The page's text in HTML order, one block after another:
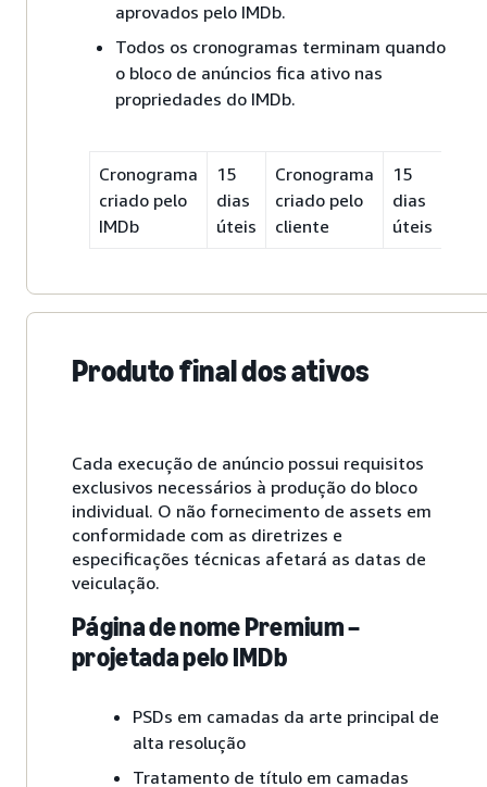
aprovados pelo IMDb.
Todos os cronogramas terminam quando
o bloco de anúncios fica ativo nas
propriedades do IMDb.
Cronograma
criado pelo
IMDb
15
dias
úteis
Cronograma
criado pelo
cliente
15
dias
úteis
Produto final dos ativos
Cada execução de anúncio possui requisitos
exclusivos necessários à produção do bloco
individual. O não fornecimento de assets em
conformidade com as diretrizes e
especificações técnicas afetará as datas de
veiculação.
Página de nome Premium –
projetada pelo IMDb
PSDs em camadas da arte principal de
alta resolução
Tratamento de título em camadas